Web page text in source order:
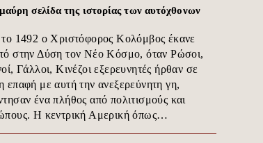
σελίδα της ιστορίας των αυτόχθονων
1492 ο Χριστόφορος Κολόμβος έκανε
στην Δύση τον Νέο Κόσμο, όταν Ρώσοι,
Γάλλοι, Κινέζοι εξερευνητές ήρθαν σε
επαφή με αυτή την ανεξερεύνητη γη,
ένα πλήθος από πολιτισμούς και
Η κεντρική Αμερική όπως…